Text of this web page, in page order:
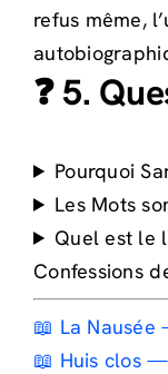
refus même,
❓ 5.
Pourquoi
Les Mots
Quel est le
Confessions
📖 La Nausée
📖 Huis clos